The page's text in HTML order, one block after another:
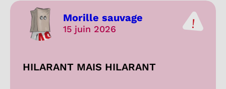
Morille sauvage
15 juin 2026
HILARANT MAIS HILARANT